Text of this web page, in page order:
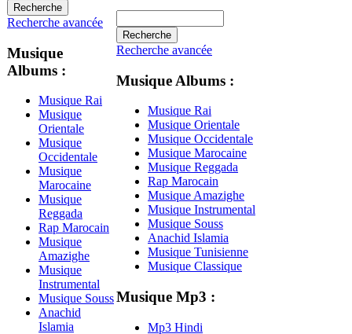
Recherche avancée
Musique
Albums :
Musique Rai
Musique
Orientale
Musique
Occidentale
Musique
Marocaine
Musique
Reggada
Rap Marocain
Musique
Amazighe
Musique
Instrumental
Musique Souss
Anachid
Islamia
Recherche avancée
Musique Albums :
Musique Rai
Musique Orientale
Musique Occidentale
Musique Marocaine
Musique Reggada
Rap Marocain
Musique Amazighe
Musique Instrumental
Musique Souss
Anachid Islamia
Musique Tunisienne
Musique Classique
Musique Mp3 :
Mp3 Hindi